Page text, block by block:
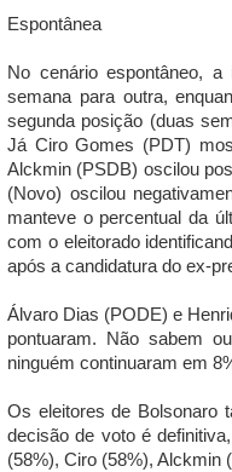
Espontânea
No cenário espontâneo,
semana para outra,
segunda posição (duas
Já Ciro Gomes (PDT)
Alckmin (PSDB) oscilou
(Novo) oscilou
manteve o percentual da
com o eleitorado
após a candidatura do ex-
Álvaro Dias (PODE) e
pontuaram. Não sabem
ninguém continuaram em
Os eleitores de Bolsonaro
decisão de voto é
(58%), Ciro (58%), Alckmin